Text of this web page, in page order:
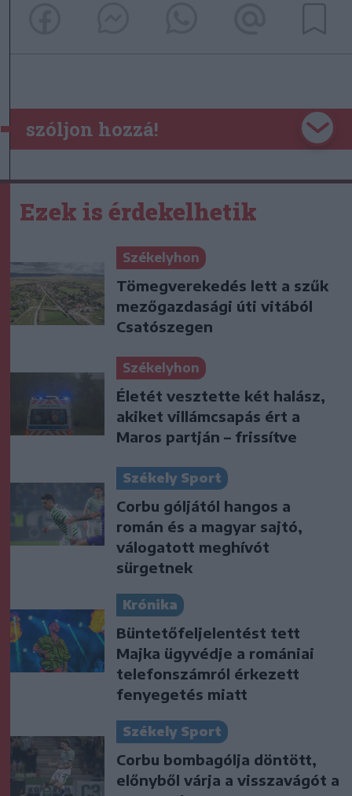
szóljon hozzá!
Ezek is érdekelhetik
Székelyhon
Tömegverekedés lett a szűk
mezőgazdasági úti vitából
Csatószegen
Székelyhon
Életét vesztette két halász,
akiket villámcsapás ért a
Maros partján – frissítve
Székely Sport
Corbu góljától hangos a
román és a magyar sajtó,
válogatott meghívót
sürgetnek
Krónika
Büntetőfeljelentést tett
Majka ügyvédje a romániai
telefonszámról érkezett
fenyegetés miatt
Székely Sport
Corbu bombagólja döntött,
előnyből várja a visszavágót a